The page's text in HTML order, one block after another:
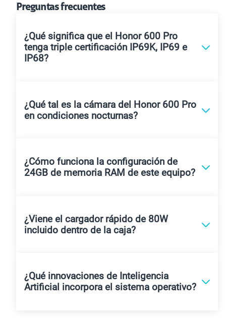
Preguntas frecuentes
¿Qué significa que el Honor 600 Pro
tenga triple certificación IP69K, IP69 e
IP68?
¿Qué tal es la cámara del Honor 600 Pro
en condiciones nocturnas?
¿Cómo funciona la configuración de
24GB de memoria RAM de este equipo?
¿Viene el cargador rápido de 80W
incluido dentro de la caja?
¿Qué innovaciones de Inteligencia
Artificial incorpora el sistema operativo?